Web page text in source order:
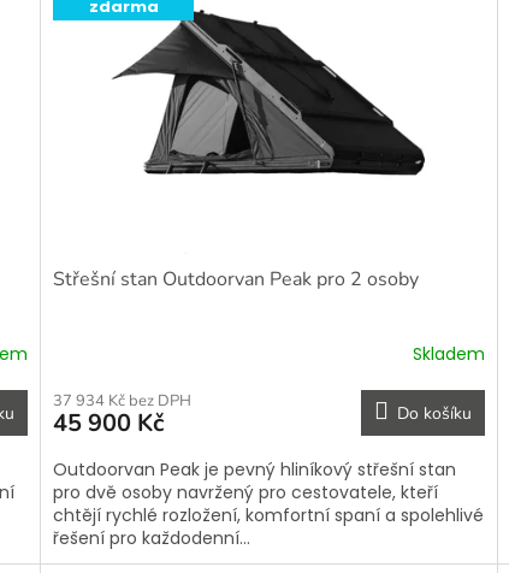
zdarma
Střešní stan Outdoorvan Peak pro 2 osoby
Skladem
37 934 Kč bez DPH
45 900 Kč Do košíku
Outdoorvan Peak je pevný hliníkový střešní stan
pro dvě osoby navržený pro cestovatele, kteří
chtějí rychlé rozložení, komfortní spaní a spolehlivé
řešení pro každodenní...